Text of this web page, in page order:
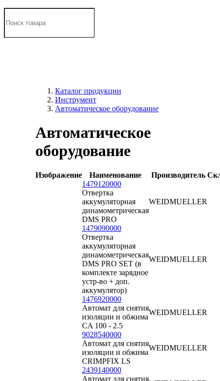
Каталог продукции
Инструмент
Автоматическое оборудование
Автоматическое
оборудование
Изображение Наименование Производитель
1479120000
Отвертка
аккумуляторная
динамометрическая
DMS PRO
WEIDMUELLER
1479090000
Отвертка
аккумуляторная
динамометрическая
DMS PRO SET (в
комплекте зарядное
устр-во + доп.
аккумулятор)
WEIDMUELLER
1476920000
Автомат для снятия
изоляции и обжима
CA 100 - 2.5
WEIDMUELLER
9028540000
Автомат для снятия
изоляции и обжима
CRIMPFIX LS
WEIDMUELLER
2439140000
Автомат для снятия